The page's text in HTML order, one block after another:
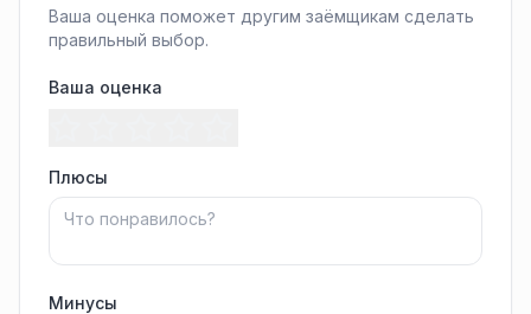
Ваша оценка поможет другим заёмщикам сделать
правильный выбор.
Ваша оценка
Плюсы
Минусы